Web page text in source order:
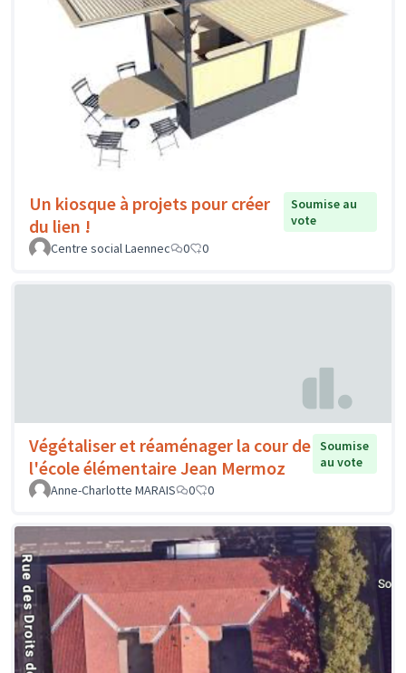
Un kiosque à projets pour créer
du lien !
Soumise au
vote
Centre social Laennec
0 0
Végétaliser et réaménager la cour de
l'école élémentaire Jean Mermoz
Soumise
au vote
Anne-Charlotte MARAIS
0 0